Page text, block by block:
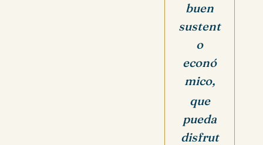
buen
sustent
o
econó
mico,
que
pueda
disfrut